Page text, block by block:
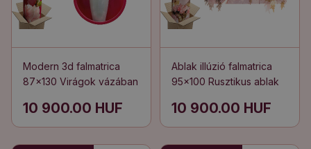
Modern 3d falmatrica
87x130 Virágok vázában
10 900.00 HUF
Ablak illúzió falmatrica
95x100 Rusztikus ablak
10 900.00 HUF